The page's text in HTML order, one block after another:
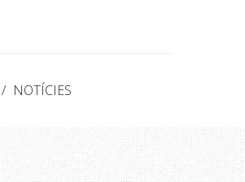
NOTÍCIES